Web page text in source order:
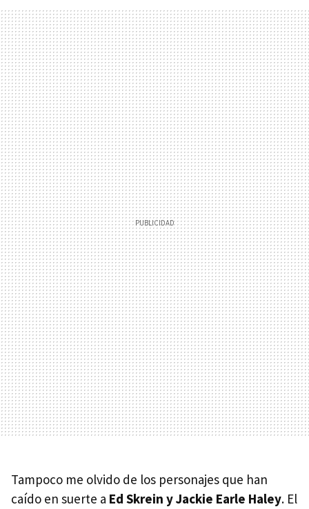
Tampoco me olvido de los personajes que han
caído en suerte a Ed Skrein y Jackie Earle Haley. El